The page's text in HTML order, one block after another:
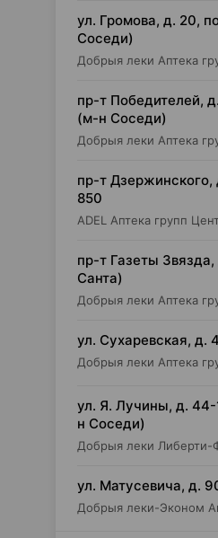
ул. Громова, д. 20,
Соседи)
пр-т Победителей,
(м-н Соседи)
пр-т Дзержинского,
850
пр-т Газеты
Санта)
ул. Сухаревская, д.
ул. Я. Лучины, д.
н Соседи)
ул. Матусевича, д.